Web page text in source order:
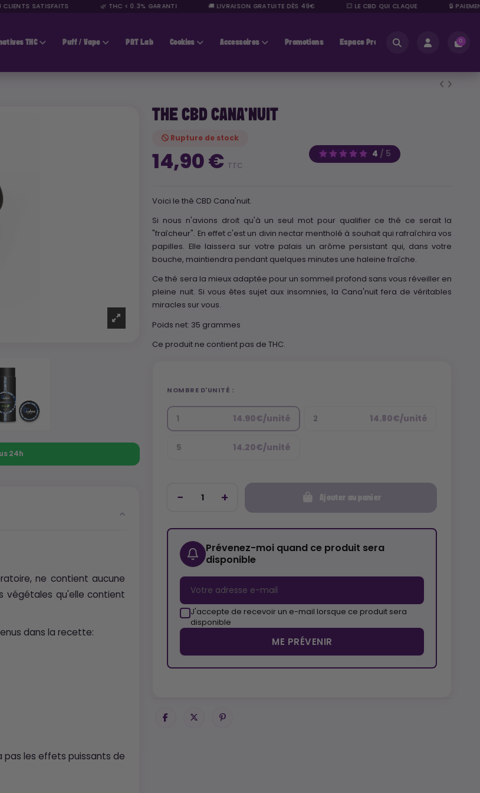
SATISFAITS 🌿 THC < 0.3% GARANTI 🚚 LIVRAISON GRATUITE DÈS 49€ 💥 LE CBD QUI CLAQUE 🔒
THC Puff / Vape PRT Lab Cookies Accessoires Promotions Espace Pros 0
24h
ne contient aucune
végétales qu'elle contient
dans la recette:
pas les effets puissants de
THE CBD CANA'NUIT
4 / 5
Rupture de stock
14,90 € TTC
Voici le thé CBD Cana'nuit.
Si nous n'avions droit qu'à un seul mot pour qualifier ce thé ce serait la
"fraîcheur". En effet c'est un divin nectar mentholé à souhait qui rafraîchira vos
papilles. Elle laissera sur votre palais un arôme persistant qui, dans votre
bouche, maintiendra pendant quelques minutes une haleine fraîche.
Ce thé sera la mieux adaptée pour un sommeil profond sans vous réveiller en
pleine nuit. Si vous êtes sujet aux insomnies, la Cana'nuit fera de véritables
miracles sur vous.
Poids net: 35 grammes
Ce produit ne contient pas de THC.
NOMBRE D'UNITÉ :
1 14.90€/unité 2 14.80€/unité
5 14.20€/unité
Ajouter au panier
Prévenez-moi quand ce produit sera
disponible
J'accepte de recevoir un e-mail lorsque ce produit sera
disponible
ME PRÉVENIR